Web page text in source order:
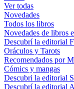
Ver todas
Novedades
Todos los libros
Novedades de libros
Descubrí la editorial
Oráculos y Tarots
Recomendados por
Cómics y mangas
Descubri la editorial
Descubrí la editorial